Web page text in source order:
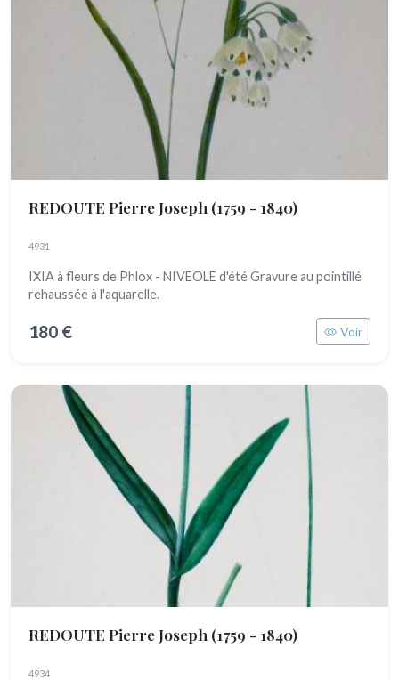
REDOUTE Pierre Joseph (1759 - 1840)
4931
IXIA à fleurs de Phlox - NIVEOLE d'été Gravure au pointillé
rehaussée à l'aquarelle.
180 € Voir
REDOUTE Pierre Joseph (1759 - 1840)
4934